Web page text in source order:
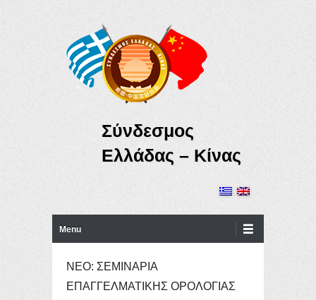
Σύνδεσμος
Ελλάδας – Κίνας
Menu
ΝΕΟ: ΣΕΜΙΝΑΡΙΑ
ΕΠΑΓΓΕΛΜΑΤΙΚΗΣ ΟΡΟΛΟΓΙΑΣ